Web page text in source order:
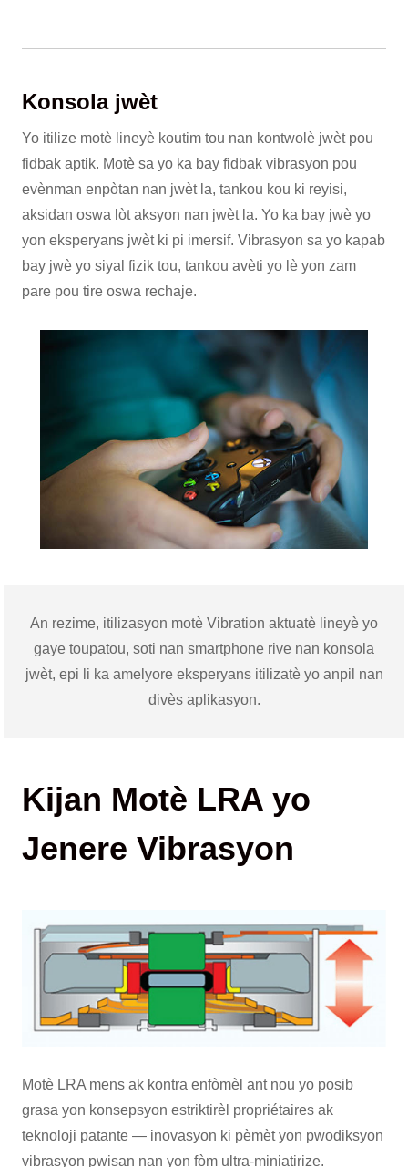
Konsola jwèt
Yo itilize motè lineyè koutim tou nan kontwolè jwèt pou
fidbak aptik. Motè sa yo ka bay fidbak vibrasyon pou
evènman enpòtan nan jwèt la, tankou kou ki reyisi,
aksidan oswa lòt aksyon nan jwèt la. Yo ka bay jwè yo
yon eksperyans jwèt ki pi imersif. Vibrasyon sa yo kapab
bay jwè yo siyal fizik tou, tankou avèti yo lè yon zam
pare pou tire oswa rechaje.
An rezime, itilizasyon motè Vibration aktuatè lineyè yo
gaye toupatou, soti nan smartphone rive nan konsola
jwèt, epi li ka amelyore eksperyans itilizatè yo anpil nan
divès aplikasyon.
Kijan Motè LRA yo
Jenere Vibrasyon
Motè LRA mens ak kontra enfòmèl ant nou yo posib
grasa yon konsepsyon estriktirèl propriétaires ak
teknoloji patante — inovasyon ki pèmèt yon pwodiksyon
vibrasyon pwisan nan yon fòm ultra-miniatirize.